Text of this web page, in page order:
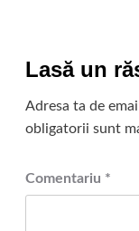
Lasă un
Adresa ta de
obligatorii sunt
Comentariu *